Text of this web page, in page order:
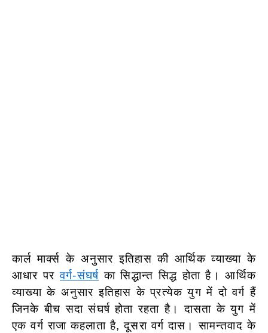
कार्ल मार्क्स के अनुसार इतिहास की आर्थिक व्याख्या के
आधार परवर्ग-संघर्ष का सिद्धान्त सिद्ध होता है। आर्थिक
व्याख्या के अनुसार इतिहास के प्रत्येक युग में दो वर्ग हैं
जिनके बीच सदा संघर्ष होता रहता है। दासता के युग में
एक वर्ग राजा कहलाता है, दूसरा वर्ग दास। सामन्तवाद के